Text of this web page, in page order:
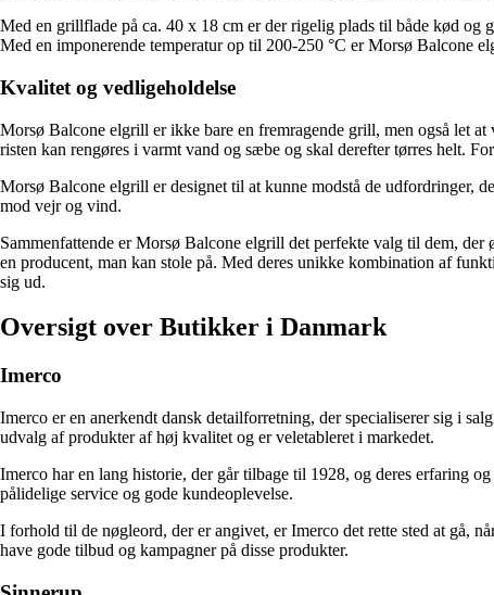
Med en grillflade på ca. 40 x 18 cm er der rigelig plads til både kød og
Med en imponerende temperatur op til 200-250 °C er Morsø Balcone
Kvalitet og vedligeholdelse
Morsø Balcone elgrill er ikke bare en fremragende grill, men også let
risten kan rengøres i varmt vand og sæbe og skal derefter tørres helt.
Morsø Balcone elgrill er designet til at kunne modstå de udfordringer,
mod vejr og vind.
Sammenfattende er Morsø Balcone elgrill det perfekte valg til dem,
en producent, man kan stole på. Med deres unikke kombination af
sig ud.
Oversigt over Butikker i Danmark
Imerco
Imerco er en anerkendt dansk detailforretning, der specialiserer sig i
udvalg af produkter af høj kvalitet og er veletableret i markedet.
Imerco har en lang historie, der går tilbage til 1928, og deres erfaring
pålidelige service og gode kundeoplevelse.
I forhold til de nøgleord, der er angivet, er Imerco det rette sted at gå,
have gode tilbud og kampagner på disse produkter.